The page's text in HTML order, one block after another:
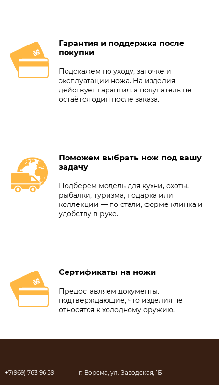
Гарантия и поддержка после
покупки
Подскажем по уходу, заточке и
эксплуатации ножа. На изделия
действует гарантия, а покупатель не
остаётся один после заказа.
Поможем выбрать нож под вашу
задачу
Подберём модель для кухни, охоты,
рыбалки, туризма, подарка или
коллекции — по стали, форме клинка и
удобству в руке.
Сертификаты на ножи
Предоставляем документы,
подтверждающие, что изделия не
относятся к холодному оружию.
+7(969) 763 96 59 г. Ворсма, ул. Заводская, 1Б